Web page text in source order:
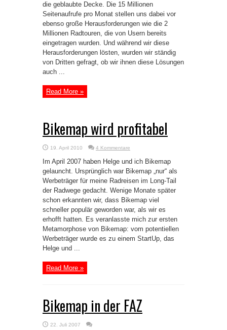
die geblaubte Decke. Die 15 Millionen
Seitenaufrufe pro Monat stellen uns dabei vor
ebenso große Herausforderungen wie die 2
Millionen Radtouren, die von Usern bereits
eingetragen wurden. Und während wir diese
Herausforderungen lösten, wurden wir ständig
von Dritten gefragt, ob wir ihnen diese Lösungen
auch ...
Read More »
Bikemap wird profitabel
19. April 2010 4 Kommentare
Im April 2007 haben Helge und ich Bikemap
gelauncht. Ursprünglich war Bikemap „nur“ als
Werbeträger für meine Radreisen im Long-Tail
der Radwege gedacht. Wenige Monate später
schon erkannten wir, dass Bikemap viel
schneller populär geworden war, als wir es
erhofft hatten. Es veranlasste mich zur ersten
Metamorphose von Bikemap: vom potentiellen
Werbeträger wurde es zu einem StartUp, das
Helge und ...
Read More »
Bikemap in der FAZ
22. Juli 2007